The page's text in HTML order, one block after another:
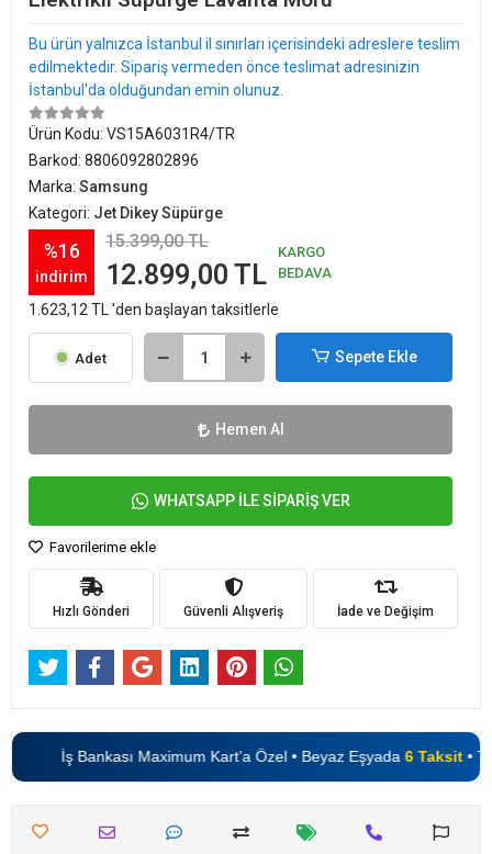
Bu ürün yalnızca İstanbul il sınırları içerisindeki adreslere teslim
edilmektedir. Sipariş vermeden önce teslimat adresinizin
İstanbul'da olduğundan emin olunuz.
Ürün Kodu: VS15A6031R4/TR
Barkod: 8806092802896
Marka: Samsung
Kategori: Jet Dikey Süpürge
%16
indirim
15.399,00 TL
12.899,00 TL
KARGO
BEDAVA
1.623,12 TL 'den başlayan taksitlerle
Adet Sepete Ekle
Hemen Al
WHATSAPP İLE SİPARİŞ VER
Favorilerime ekle
Hızlı Gönderi Güvenli Alışveriş İade ve Değişim
İş Bankası Maximum Kart’a Özel • Beyaz Eşyada6 Taksit•